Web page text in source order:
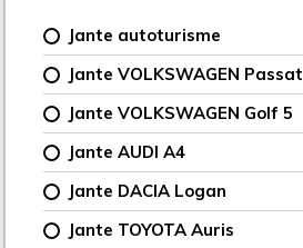
Jante autoturisme
Jante VOLKSWAGEN Passat
Jante VOLKSWAGEN Golf 5
Jante AUDI A4
Jante DACIA Logan
Jante TOYOTA Auris